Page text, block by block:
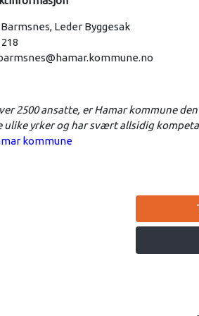
Leder Byggesak
2500 ansatte, er Hamar kommune
ulike yrker og har svært allsidig
kommune